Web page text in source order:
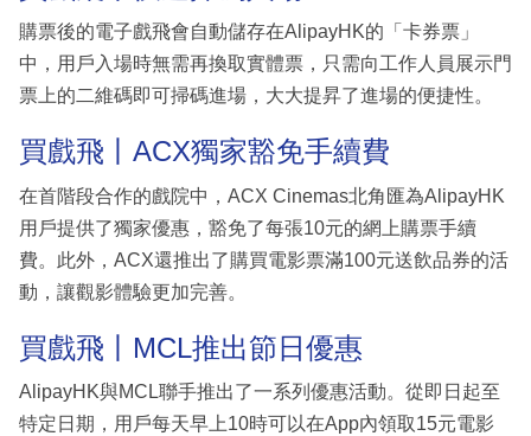
購票後的電子戲飛會自動儲存在AlipayHK的「卡券票」
中，用戶入場時無需再換取實體票，只需向工作人員展示門
票上的二維碼即可掃碼進場，大大提昇了進場的便捷性。
買戲飛丨ACX獨家豁免手續費
在首階段合作的戲院中，ACX Cinemas北角匯為AlipayHK
用戶提供了獨家優惠，豁免了每張10元的網上購票手續
費。此外，ACX還推出了購買電影票滿100元送飲品券的活
動，讓觀影體驗更加完善。
買戲飛丨MCL推出節日優惠
AlipayHK與MCL聯手推出了一系列優惠活動。從即日起至
特定日期，用戶每天早上10時可以在App內領取15元電影